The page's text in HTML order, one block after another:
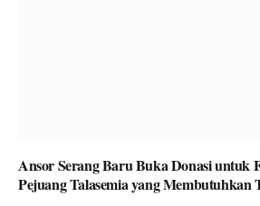
Ansor Serang Baru Buka Donasi untuk
Pejuang Talasemia yang